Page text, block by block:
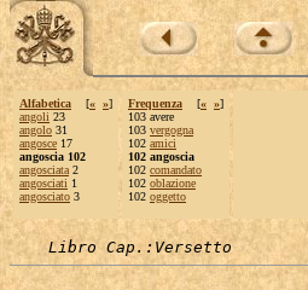
Alfabetica [« »]
angoli 23
angolo 31
angosce 17
angoscia 102
angosciata 2
angosciati 1
angosciato 3
Frequenza [« »]
103 avere
103 vergogna
102 amici
102 angoscia
102 comandato
102 oblazione
102 oggetto
Libro Cap.:Versetto